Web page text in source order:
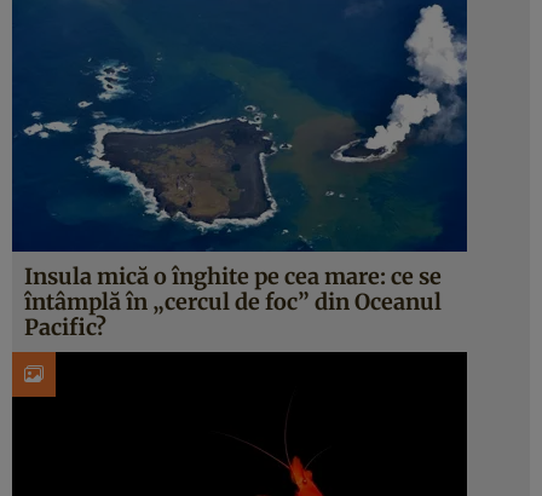
Insula mică o înghite pe cea mare: ce se
întâmplă în „cercul de foc” din Oceanul
Pacific?